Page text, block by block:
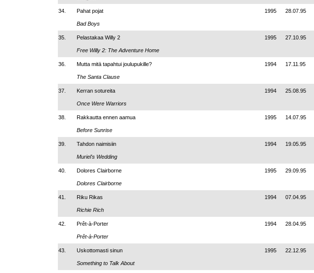
34. Pahat pojat
Bad Boys
1995 28.07.95
35. Pelastakaa Willy 2
Free Willy 2: The Adventure Home
1995 27.10.95
36. Mutta mitä tapahtui joulupukille?
The Santa Clause
1994 17.11.95
37. Kerran sotureita
Once Were Warriors
1994 25.08.95
38. Rakkautta ennen aamua
Before Sunrise
1995 14.07.95
39. Tahdon naimisiin
Muriel's Wedding
1994 19.05.95
40. Dolores Clairborne
Dolores Clairborne
1995 29.09.95
41. Riku Rikas
Richie Rich
1994 07.04.95
42. Prêt-à-Porter
Prêt-à-Porter
1994 28.04.95
43. Uskottomasti sinun
Something to Talk About
1995 22.12.95